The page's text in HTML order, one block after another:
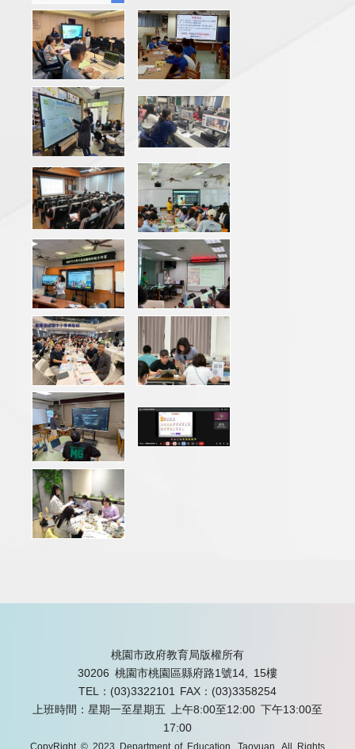
桃園市政府教育局版權所有
30206 桃園市桃園區縣府路1號14, 15樓
TEL：(03)3322101
FAX：(03)3358254
上班時間：星期一至星期五 上午8:00至12:00 下午13:00至
17:00
CopyRight © 2023 Department of Education, Taoyuan. All Rights